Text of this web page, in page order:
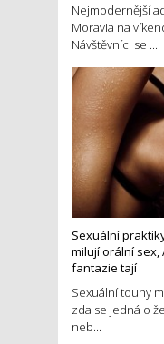
Nejmodernější
Moravia na
Návštěvníci se ...
Sexuální
milují orální sex,
fantazie tají
Sexuální touhy
zda se jedná o
neb...